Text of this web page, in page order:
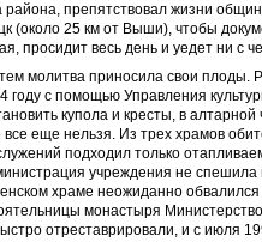
района, препятствовал жизни
(около 25 км от Выши), чтобы
просидит весь день и уедет ни с
молитва приносила свои плоды.
году с помощью Управления
купола и кресты, в
еще нельзя. Из трех храмов
подходил только
учреждения не спешила
храме неожиданно
монастыря
отреставрировали, и с июля